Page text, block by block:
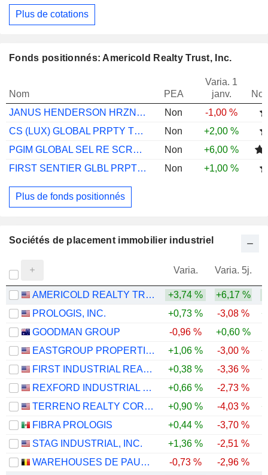
Plus de cotations
Fonds positionnés: Americold Realty Trust, Inc.
Nom PEA
Varia. 1
janv.
JANUS HENDERSON HRZN GLBLPTYEQSA2USD
Non
-1,00 %
CS (LUX) GLOBAL PRPTY TTL RT EQ DAH CHF
Non
+2,00 %
PGIM GLOBAL SEL RE SCRTS USD I ACC
Non
+6,00 %
FIRST SENTIER GLBL PRPTY SECS I USD ACC
Non +1,00 %
Plus de fonds positionnés
Sociétés de placement immobilier industriel
Varia. Varia. 5j.
AMERICOLD REALTY TRUST, INC. +3,74 % +6,17 %
PROLOGIS, INC.
+0,73 % -3,08 %
GOODMAN GROUP
-0,96 % +0,60 %
EASTGROUP PROPERTIES, INC.
+1,06 % -3,00 %
FIRST INDUSTRIAL REALTY TRUST, INC.
+0,38 % -3,36 %
REXFORD INDUSTRIAL REALTY, INC.
+0,66 % -2,73 %
TERRENO REALTY CORPORATION
+0,90 % -4,03 %
FIBRA PROLOGIS
+0,44 % -3,70 %
STAG INDUSTRIAL, INC.
+1,36 % -2,51 %
WAREHOUSES DE PAUW SA
-0,73 % -2,96 %